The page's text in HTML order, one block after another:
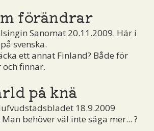
förändrar
Sanomat 20.11.2009. Här i
svenska.
ett annat Finland? Både för
finnar.
på knä
18.9.2009
Man behöver väl inte säga mer... ?